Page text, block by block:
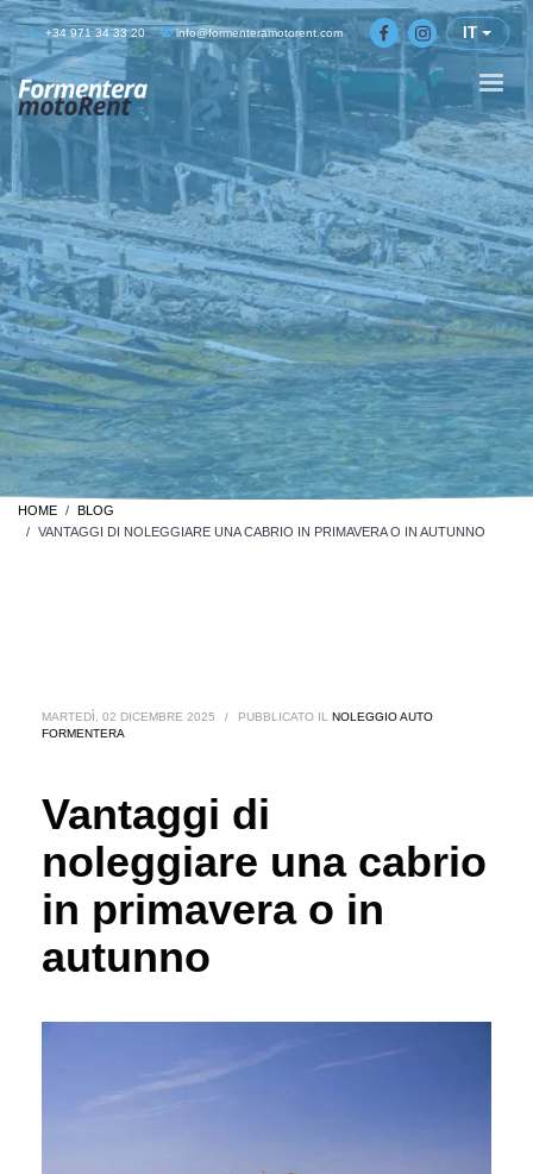
+34 971 34 33 20 info@formenteramotorent.com IT
HOME
BLOG
VANTAGGI DI NOLEGGIARE UNA CABRIO IN PRIMAVERA O IN AUTUNNO
MARTEDÌ, 02 DICEMBRE 2025 / PUBBLICATO IL NOLEGGIO AUTO
FORMENTERA
Vantaggi di
noleggiare una cabrio
in primavera o in
autunno